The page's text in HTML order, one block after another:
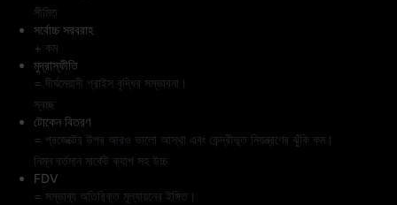
সীমিত
সর্বোচ্চ সরবরাহ
+ কম
মুদ্রাস্ফীতি
= দীর্ঘমেয়াদী প্রাইস বৃদ্ধির সম্ভাবনা।
স্বচ্ছ
টোকেন বিতরণ
= প্রজেক্টের উপর আরও ভালো আস্থা এবং কেন্দ্রীভূত নিয়ন্ত্রণের ঝুঁকি কম।
নিম্ন বর্তমান মার্কেট ক্যাপ সহ উচ্চ
FDV
= সম্ভাব্য অতিরিক্ত মূল্যায়নের ইঙ্গিত।